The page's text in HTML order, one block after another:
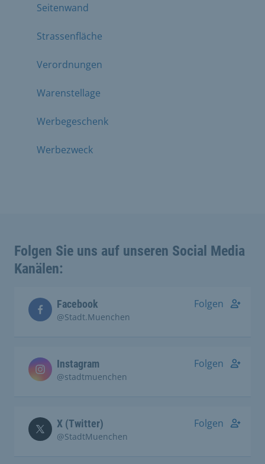
Seitenwand
Strassenfläche
Verordnungen
Warenstellage
Werbegeschenk
Werbezweck
Folgen Sie uns auf unseren Social Media
Kanälen:
Facebook
@Stadt.Muenchen
Folgen
Instagram
@stadtmuenchen
Folgen
X (Twitter)
@StadtMuenchen
Folgen